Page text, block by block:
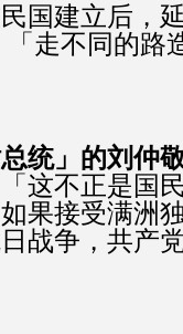
国建立后，
「走不同的路
统」的刘仲
「这不正是国
果接受满洲
战争，共产